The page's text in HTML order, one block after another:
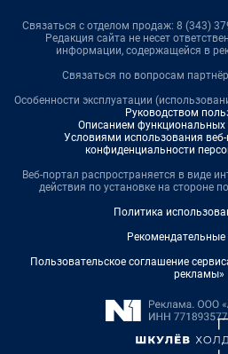
Связаться с отделом продаж: 8 (343)
Редакция сайта не несет
информации, содержащейся в
Связаться по вопросам
Особенности эксплуатации
Руководством
Описанием функциональных
Условиями использования
конфиденциальности
Веб-портал распространяется в виде
действия по установке на стороне
Политика
Пользовательское соглашение
рекламы»